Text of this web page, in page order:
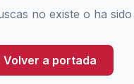
no existe o ha sido
Volver a portada